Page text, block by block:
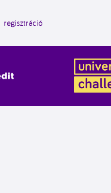
regisztráció